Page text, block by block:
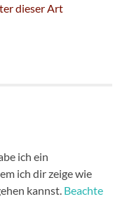
dieser Art
ich ein
ich dir zeige wie
kannst. Beachte